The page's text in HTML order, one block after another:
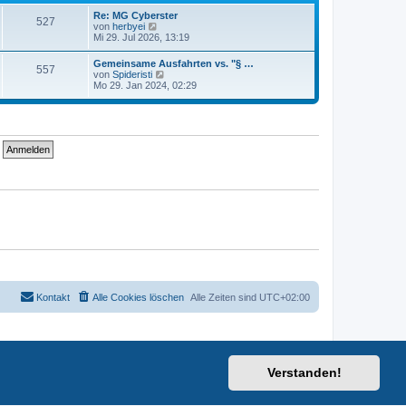
Verstanden!
i
t
a
g
e
r
B
e
i
t
a
g
527
Re: MG Cyberster
von herbyei
e
e
s
t
e
r
i
Mi 29. Jul 2026, 13:19
557
Gemeinsame Ausfahrten vs. "§ …
von Spideristi
e
e
e
t
Mo 29. Jan 2024, 02:29
Alle Zeiten sind UTC+02:00
Alle Cookies löschen
Kontakt